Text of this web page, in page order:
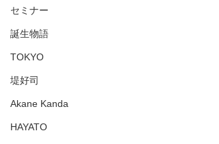
セミナー
誕生物語
TOKYO
堤好司
Akane Kanda
HAYATO